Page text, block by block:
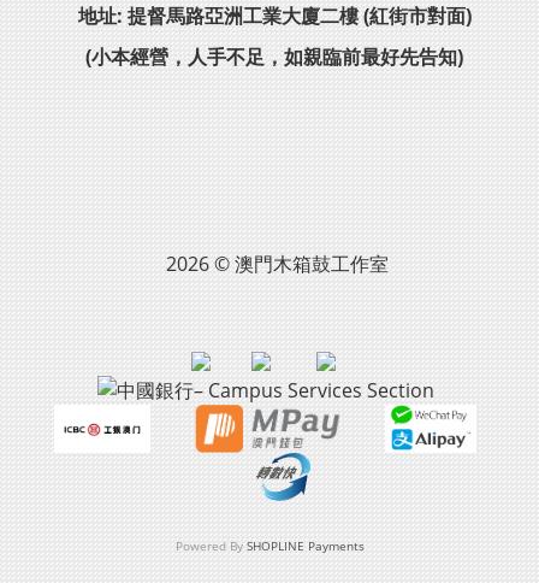
地址: 提督馬路亞洲工業大廈二樓 (紅街市對面)
(小本經營，人手不足，如親臨前最好先告知)
2026 © 澳門木箱鼓工作室
Powered By SHOPLINE Payments